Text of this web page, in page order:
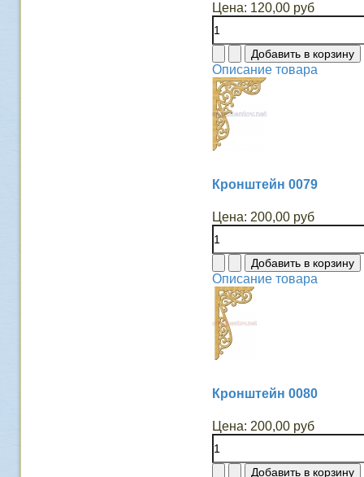
Цена: 120,00 руб
Описание товара
Кронштейн 0079
Цена: 200,00 руб
Описание товара
Кронштейн 0080
Цена: 200,00 руб